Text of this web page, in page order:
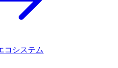
コシステム